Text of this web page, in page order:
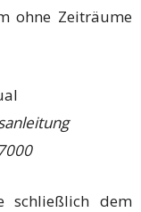
ohne Zeiträume
schließlich dem